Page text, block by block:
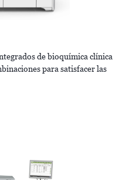
de bioquímica clínica
para satisfacer las